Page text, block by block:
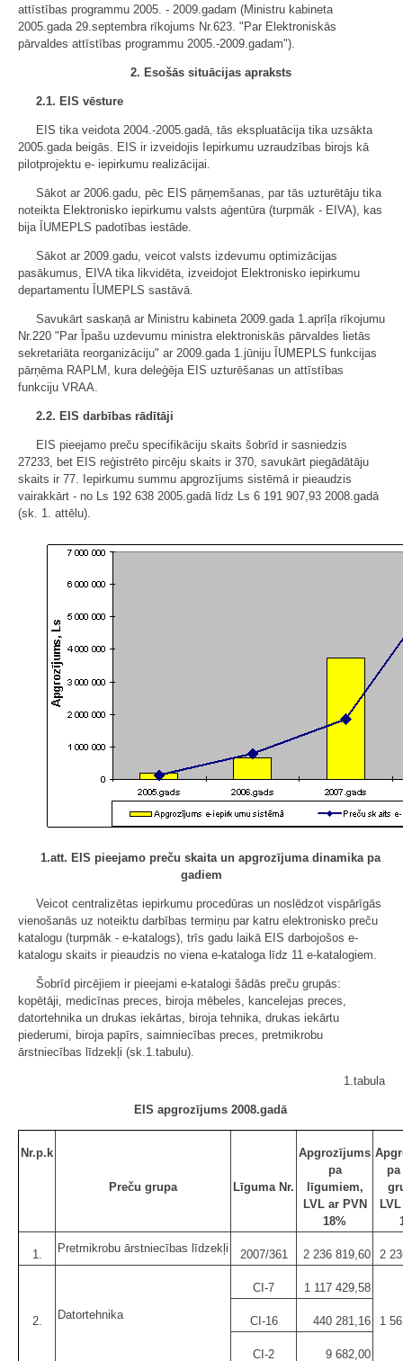
attīstības programmu 2005. - 2009.gadam (Ministru kabineta
2005.gada 29.septembra rīkojums Nr.623. "Par Elektroniskās
pārvaldes attīstības programmu 2005.-2009.gadam").
2. Esošās situācijas apraksts
2.1. EIS vēsture
EIS tika veidota 2004.-2005.gadā, tās ekspluatācija tika uzsākta
2005.gada beigās. EIS ir izveidojis Iepirkumu uzraudzības birojs kā
pilotprojektu e- iepirkumu realizācijai.
Sākot ar 2006.gadu, pēc EIS pārņemšanas, par tās uzturētāju tika
noteikta Elektronisko iepirkumu valsts aģentūra (turpmāk - EIVA), kas
bija ĪUMEPLS padotības iestāde.
Sākot ar 2009.gadu, veicot valsts izdevumu optimizācijas
pasākumus, EIVA tika likvidēta, izveidojot Elektronisko iepirkumu
departamentu ĪUMEPLS sastāvā.
Savukārt saskaņā ar Ministru kabineta 2009.gada 1.aprīļa rīkojumu
Nr.220 "Par Īpašu uzdevumu ministra elektroniskās pārvaldes lietās
sekretariāta reorganizāciju" ar 2009.gada 1.jūniju ĪUMEPLS funkcijas
pārņēma RAPLM, kura deleģēja EIS uzturēšanas un attīstības
funkciju VRAA.
2.2. EIS darbības rādītāji
EIS pieejamo preču specifikāciju skaits šobrīd ir sasniedzis
27233, bet EIS reģistrēto pircēju skaits ir 370, savukārt piegādātāju
skaits ir 77. Iepirkumu summu apgrozījums sistēmā ir pieaudzis
vairakkārt - no Ls 192 638 2005.gadā līdz Ls 6 191 907,93 2008.gadā
(sk. 1. attēlu).
1.att. EIS pieejamo preču skaita un apgrozījuma dinamika pa
gadiem
Veicot centralizētas iepirkumu procedūras un noslēdzot vispārīgās
vienošanās uz noteiktu darbības termiņu par katru elektronisko preču
katalogu (turpmāk - e-katalogs), trīs gadu laikā EIS darbojošos e-
katalogu skaits ir pieaudzis no viena e-kataloga līdz 11 e-katalogiem.
Šobrīd pircējiem ir pieejami e-katalogi šādās preču grupās:
kopētāji, medicīnas preces, biroja mēbeles, kancelejas preces,
datortehnika un drukas iekārtas, biroja tehnika, drukas iekārtu
piederumi, biroja papīrs, saimniecības preces, pretmikrobu
ārstniecības līdzekļi (sk.1.tabulu).
1.tabula
EIS apgrozījums 2008.gadā
Nr.p.k
Preču grupa Līguma Nr.
Apgrozījums
pa
līgumiem,
LVL ar PVN
18%
1. Pretmikrobu ārstniecības līdzekļi 2007/361 2 236 819,60 2
2. Datortehnika
CI-7 1 117 429,58
1
CI-16 440 281,16
CI-2 9 682,00